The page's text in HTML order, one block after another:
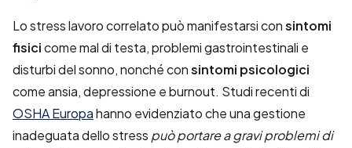
Lo stress lavoro correlato può manifestarsi consintomi
fisicicome mal di testa, problemi gastrointestinali e
disturbi del sonno, nonché consintomi psicologici
come ansia, depressione e burnout. Studi recenti di
OSHA Europahanno evidenziato che una gestione
inadeguata dello stress può portare a gravi problemi di